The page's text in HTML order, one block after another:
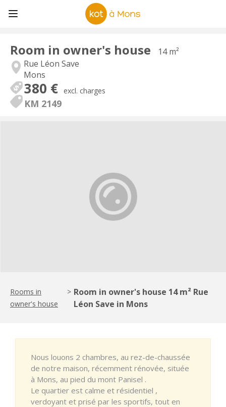
Room in owner's house
14 m²
Rue Léon Save
Mons
380 € excl. charges
KM 2149
Rooms in
owner's house
> Room in owner's house 14 m² Rue
Léon Save in Mons
Nous louons 2 chambres, au rez-de-chaussée
de notre maison, récemment rénovée, située
à Mons, au pied du mont Panisel .
Le quartier est calme et résidentiel ,
verdoyant et prisé par les sportifs, tout en